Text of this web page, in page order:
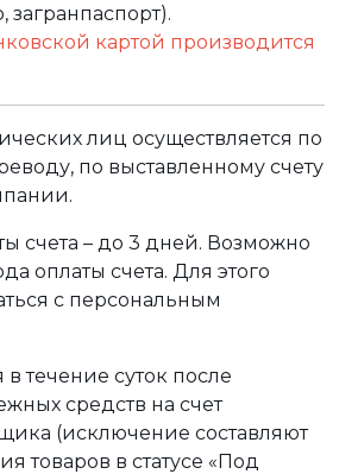
картой производится
лиц осуществляется по
по выставленному счету
счета – до 3 дней. Возможно
оплаты счета. Для этого
с персональным
в течение суток после
средств на счет
(исключение составляют
товаров в статусе «Под